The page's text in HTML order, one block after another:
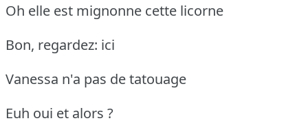
Oh elle est mignonne cette licorne
Bon, regardez: ici
Vanessa n'a pas de tatouage
Euh oui et alors ?